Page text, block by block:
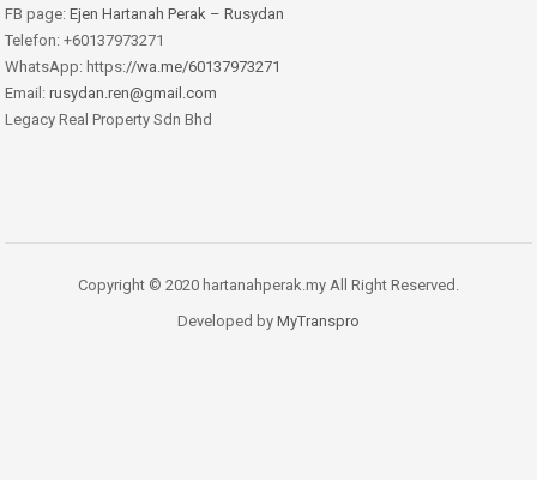
FB page: Ejen Hartanah Perak – Rusydan
Telefon: +60137973271
WhatsApp: https://wa.me/60137973271
Email: rusydan.ren@gmail.com
Legacy Real Property Sdn Bhd
Copyright © 2020 hartanahperak.my All Right Reserved.
Developed by MyTranspro